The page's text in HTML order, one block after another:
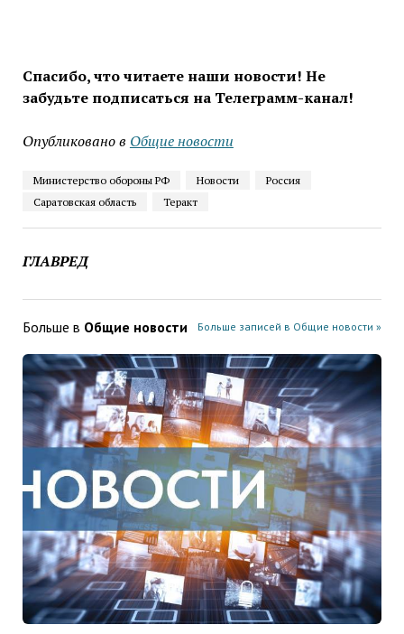
Спасибо, что читаете наши новости! Не
забудьте подписаться на Телеграмм-канал!
Опубликовано в Общие новости
Министерство обороны РФ Новости
Россия
Саратовская область
Теракт
ГЛАВРЕД
Больше в Общие новости Больше записей в Общие новости »